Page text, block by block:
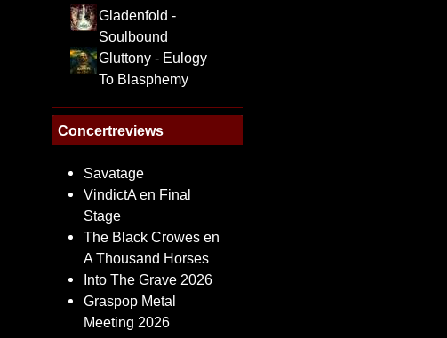
Gladenfold -
Soulbound
Gluttony - Eulogy
To Blasphemy
Concertreviews
Savatage
VindictA en Final
Stage
The Black Crowes en
A Thousand Horses
Into The Grave 2026
Graspop Metal
Meeting 2026